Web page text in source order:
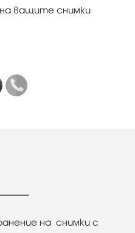
ващите снимки
на снимки с